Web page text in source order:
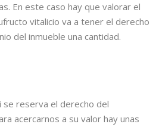
En este caso hay que valorar el
vitalicio va a tener el derecho
del inmueble una cantidad.
se reserva el derecho del
acercarnos a su valor hay unas